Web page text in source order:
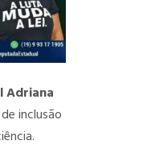
Adriana
inclusão